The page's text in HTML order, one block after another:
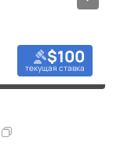
$100
текущая ставка